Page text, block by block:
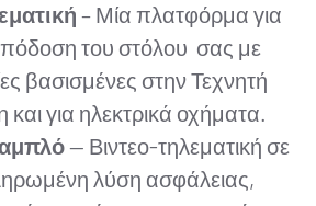
– Μία πλατφόρμα για
του στόλου σας με
βασισμένες στην Τεχνητή
για ηλεκτρικά οχήματα.
— Βιντεο-τηλεματική σε
λύση ασφάλειας,